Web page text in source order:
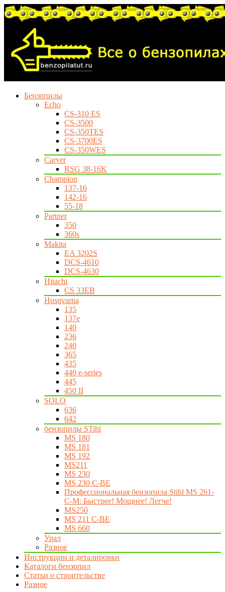
Бензопилы
Echo
CS-310 ES
CS-3500
CS-350TES
CS-3700ES
CS-350WES
Carver
RSG 38-16K
Champion
137-16
142-16
55-18
Partner
350
360s
Makita
EA 3202S
DCS-4610
DCS-4630
Hitachi
CS 33EB
Husqvarna
135
137e
140
236
240
365
435
440 e-series
445
450 II
SOLO
636
642
бензопилы STihl
MS 180
MS 181
MS 192
MS211
MS 230
MS 230 C-BE
Профессиональная бензопила Stihl MS 261-
C-M: Быстрее! Мощнее! Легче!
MS250
MS 211 C-BE
MS 660
Урал
Разное
Инструкции и деталировки
Каталоги бензопил
Статьи о строительстве
Разное